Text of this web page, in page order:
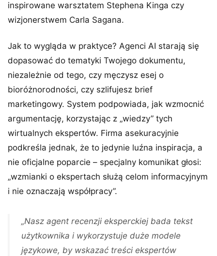
inspirowane warsztatem Stephena Kinga czy
wizjonerstwem Carla Sagana.
Jak to wygląda w praktyce? Agenci AI starają się
dopasować do tematyki Twojego dokumentu,
niezależnie od tego, czy męczysz esej o
bioróżnorodności, czy szlifujesz brief
marketingowy. System podpowiada, jak wzmocnić
argumentację, korzystając z „wiedzy” tych
wirtualnych ekspertów. Firma asekuracyjnie
podkreśla jednak, że to jedynie luźna inspiracja, a
nie oficjalne poparcie – specjalny komunikat głosi:
„wzmianki o ekspertach służą celom informacyjnym
i nie oznaczają współpracy”.
„Nasz agent recenzji eksperckiej bada tekst
użytkownika i wykorzystuje duże modele
językowe, by wskazać treści ekspertów